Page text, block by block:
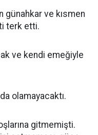
günahkar ve kısmen
terk etti.
ve kendi emeğiyle
olamayacaktı.
gitmemişti.